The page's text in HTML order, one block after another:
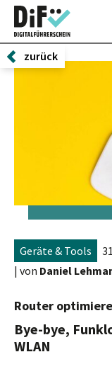
zurück
Geräte & Tools
| von Daniel
Router
Bye-bye,
WLAN